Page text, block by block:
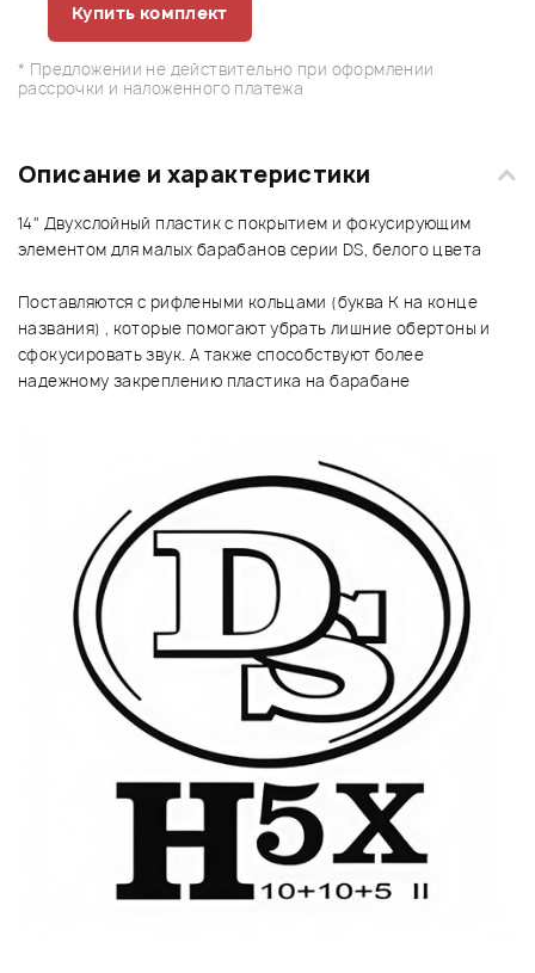
Купить комплект
* Предложении не действительно при оформлении
рассрочки и наложенного платежа
Описание и характеристики
14" Двухслойный пластик с покрытием и фокусирующим
элементом для малых барабанов серии DS, белого цвета
Поставляются с рифлеными кольцами (буква K на конце
названия) , которые помогают убрать лишние обертоны и
сфокусировать звук. А также способствуют более
надежному закреплению пластика на барабане